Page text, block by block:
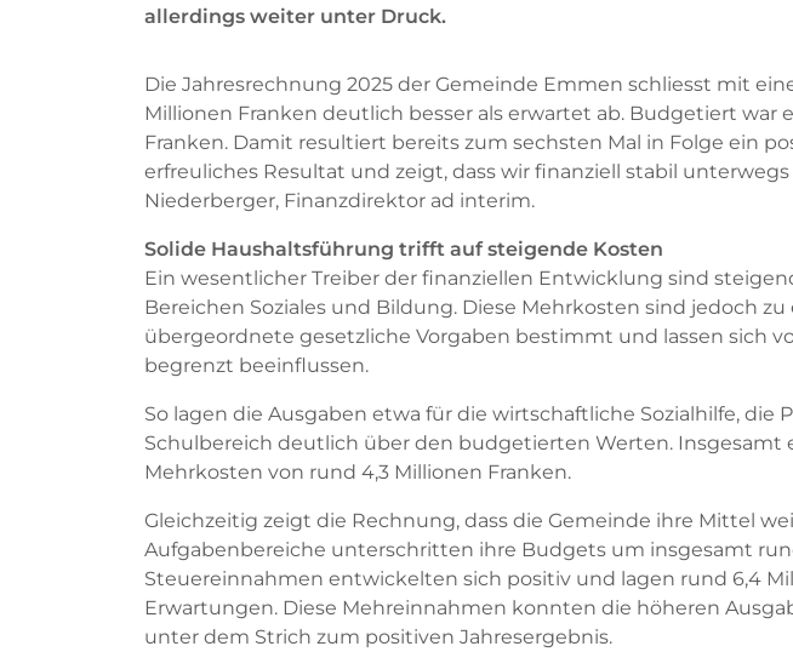
allerdings weiter unter Druck.
Die Jahresrechnung 2025 der Gemeinde Emmen schliesst mit
Millionen Franken deutlich besser als erwartet ab. Budgetiert war
Franken. Damit resultiert bereits zum sechsten Mal in Folge ein
erfreuliches Resultat und zeigt, dass wir finanziell stabil
Niederberger, Finanzdirektor ad interim.
Solide Haushaltsführung trifft auf steigende Kosten
Ein wesentlicher Treiber der finanziellen Entwicklung sind
Bereichen Soziales und Bildung. Diese Mehrkosten sind jedoch
übergeordnete gesetzliche Vorgaben bestimmt und lassen sich
begrenzt beeinflussen.
So lagen die Ausgaben etwa für die wirtschaftliche Sozialhilfe, die
Schulbereich deutlich über den budgetierten Werten. Insgesamt
Mehrkosten von rund 4,3 Millionen Franken.
Gleichzeitig zeigt die Rechnung, dass die Gemeinde ihre Mittel
Aufgabenbereiche unterschritten ihre Budgets um insgesamt
Steuereinnahmen entwickelten sich positiv und lagen rund 6,4
Erwartungen. Diese Mehreinnahmen konnten die höheren
unter dem Strich zum positiven Jahresergebnis.